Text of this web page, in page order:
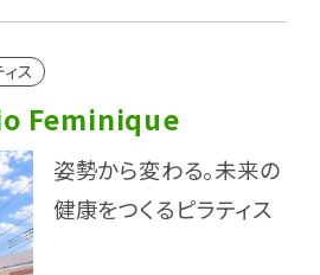
ス
Feminique
姿勢から変わる。未来の
健康をつくるピラティス